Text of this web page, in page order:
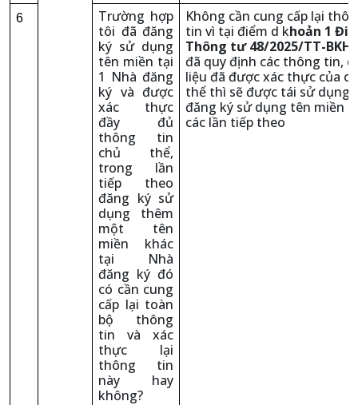
6
Trường hợp
tôi đã đăng
ký sử dụng
tên miền tại
1 Nhà đăng
ký và được
xác thực
đầy đủ
thông tin
chủ thể,
trong lần
tiếp theo
đăng ký sử
dụng thêm
một tên
miền khác
tại Nhà
đăng ký đó
có cần cung
cấp lại toàn
bộ thông
tin và xác
thực lại
thông tin
này hay
không?
Không cần cung cấp lại
tin vì tại điểm d khoản 1
Thông tư 48/2025/TT-
đã quy định các thông tin,
liệu đã được xác thực của
thể thì sẽ được tái sử dụng
đăng ký sử dụng tên miền
các lần tiếp theo